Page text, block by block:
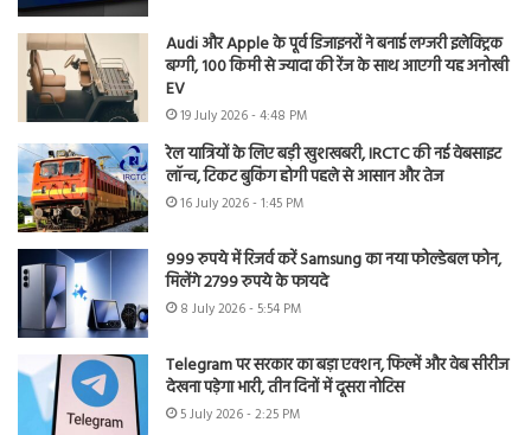
Audi और Apple के पूर्व डिजाइनरों ने बनाई लग्जरी इलेक्ट्रिक
बग्गी, 100 किमी से ज्यादा की रेंज के साथ आएगी यह अनोखी
EV
19 July 2026 - 4:48 PM
रेल यात्रियों के लिए बड़ी खुशखबरी, IRCTC की नई वेबसाइट
लॉन्च, टिकट बुकिंग होगी पहले से आसान और तेज
16 July 2026 - 1:45 PM
999 रुपये में रिजर्व करें Samsung का नया फोल्डेबल फोन,
मिलेंगे 2799 रुपये के फायदे
8 July 2026 - 5:54 PM
Telegram पर सरकार का बड़ा एक्शन, फिल्में और वेब सीरीज
देखना पड़ेगा भारी, तीन दिनों में दूसरा नोटिस
5 July 2026 - 2:25 PM